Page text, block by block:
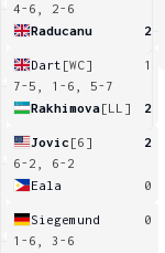
4-6, 2-6
Raducanu
2
Dart [WC]
1
7-5, 1-6, 5-7
Rakhimova[LL] 2
Jovic [6]
2
6-2, 6-2
Eala
0
Siegemund
0
1-6, 3-6